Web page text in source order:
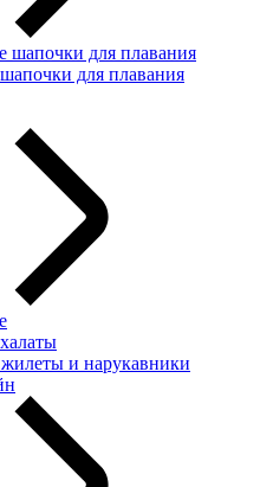
шапочки для плавания
для плавания
и нарукавники